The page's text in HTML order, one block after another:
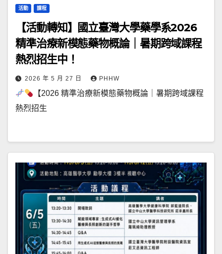
活動 課程
【活動轉知】國立臺灣大學藥學系2026
精準治療新模態藥物概論｜暑期跨域課程
熱烈招生中！
2026 年 5 月 27 日 PHHW
【2026 精準治療新模態藥物概論｜暑期跨域課程
熱烈招生